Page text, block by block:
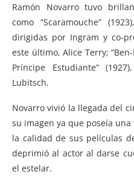
Ramón Novarro tuvo
como “Scaramouche”
dirigidas por Ingram y co-
este último, Alice Terry;
Príncipe Estudiante”
Lubitsch.
Novarro vivió la llegada del
su imagen ya que poseía
la calidad de sus películas
deprimió al actor al darse
el estelar.